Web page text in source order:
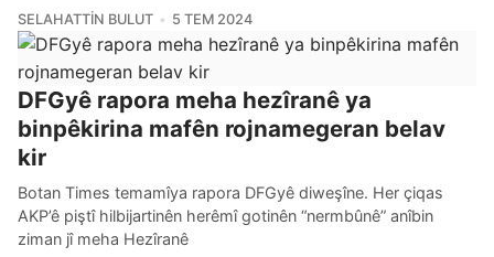
SELAHATTIN BULUT 5 TEM 2024
DFGyê rapora meha hezîranê ya
binpêkirina mafên rojnamegeran belav
kir
Botan Times temamîya rapora DFGyê diweşîne. Her çiqas
AKP’ê piştî hilbijartinên herêmî gotinên “nermbûnê” anîbin
ziman jî meha Hezîranê